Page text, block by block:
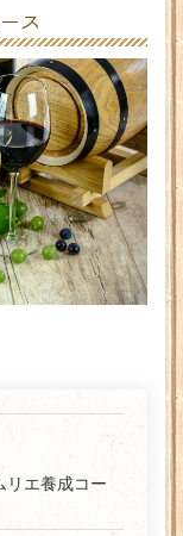
ス
リエ養成コー